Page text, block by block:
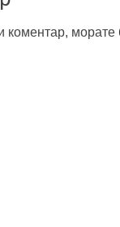
коментар, морате